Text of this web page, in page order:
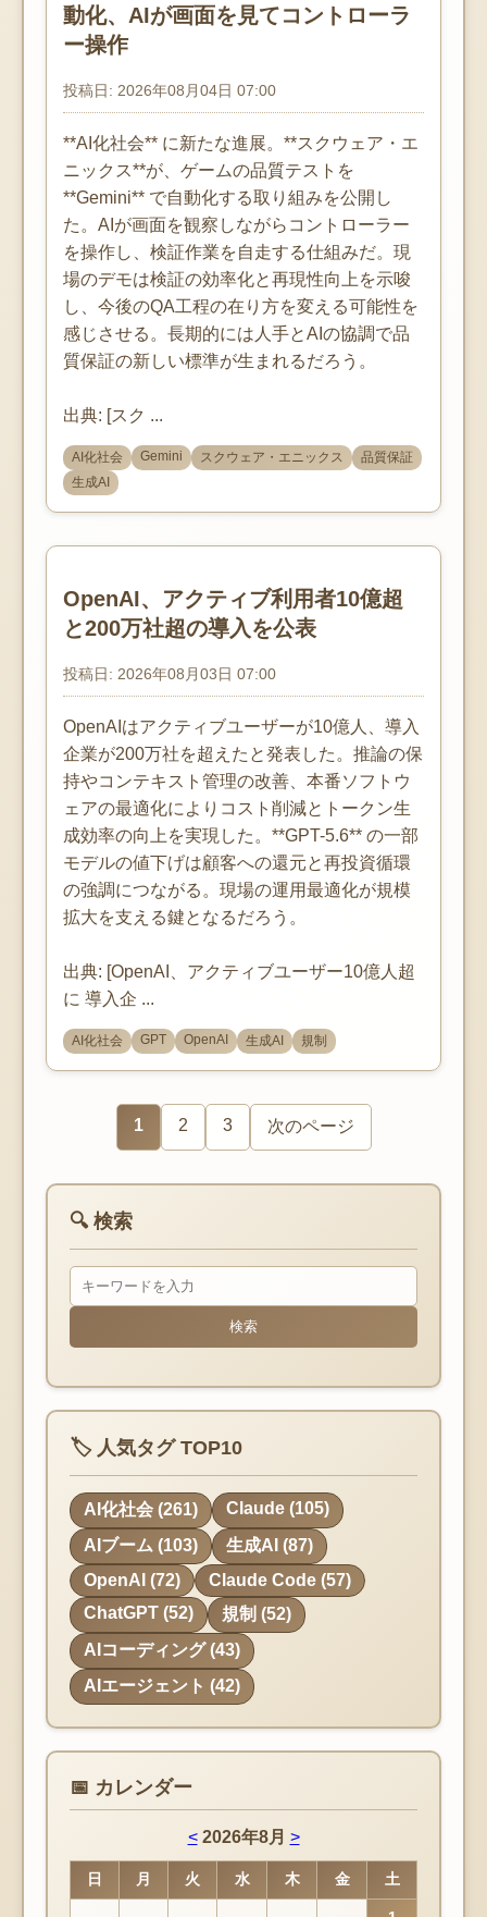
動化、AIが画面を見てコントローラ
ー操作
投稿日: 2026年08月04日 07:00
**AI化社会** に新たな進展。**スクウェア・エ
ニックス**が、ゲームの品質テストを
**Gemini** で自動化する取り組みを公開し
た。AIが画面を観察しながらコントローラー
を操作し、検証作業を自走する仕組みだ。現
場のデモは検証の効率化と再現性向上を示唆
し、今後のQA工程の在り方を変える可能性を
感じさせる。長期的には人手とAIの協調で品
質保証の新しい標準が生まれるだろう。
出典: [スク ...
AI化社会 Gemini スクウェア・エニックス
品質保証
生成AI
OpenAI、アクティブ利用者10億超
と200万社超の導入を公表
投稿日: 2026年08月03日 07:00
OpenAIはアクティブユーザーが10億人、導入
企業が200万社を超えたと発表した。推論の保
持やコンテキスト管理の改善、本番ソフトウ
ェアの最適化によりコスト削減とトークン生
成効率の向上を実現した。**GPT-5.6** の一部
モデルの値下げは顧客への還元と再投資循環
の強調につながる。現場の運用最適化が規模
拡大を支える鍵となるだろう。
出典: [OpenAI、アクティブユーザー10億人超
に 導入企 ...
AI化社会 GPT OpenAI 生成AI 規制
1 2 3 次のページ
🔍 検索
検索
🏷️ 人気タグ TOP10
AI化社会 (261)
Claude (105)
AIブーム (103)
生成AI (87)
OpenAI (72)
Claude Code (57)
ChatGPT (52)
規制 (52)
AIコーディング (43)
AIエージェント (42)
📅 カレンダー
< 2026年8月 >
日 月 火 水 木 金 土